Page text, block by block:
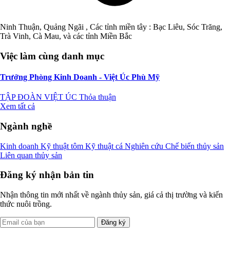
Ninh Thuận, Quảng Ngãi , Các tỉnh miền tây : Bạc Liêu, Sóc Trăng,
Trà Vinh, Cà Mau, và các tỉnh Miền Bắc
Việc làm cùng danh mục
Trưởng Phòng Kinh Doanh - Việt Úc Phù Mỹ
TẬP ĐOÀN VIỆT ÚC Thỏa thuận
Xem tất cả
Ngành nghề
Kinh doanh Kỹ thuật tôm Kỹ thuật cá Nghiên cứu Chế biến thủy sản
Liên quan thủy sản
Đăng ký nhận bản tin
Nhận thông tin mới nhất về ngành thủy sản, giá cả thị trường và kiến
thức nuôi trồng.
Đăng ký